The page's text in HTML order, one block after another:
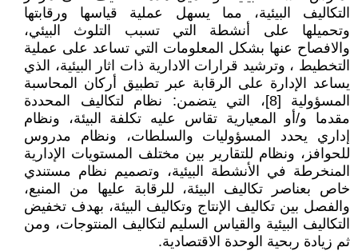
التكاليف البيئية، مما يسهل عملية قياسها ورقابتها
وتحميلها على أنشطة التي تسبب التلوث البيئي،
والافصاح عنها بشكل المعلومات التي تساعد على عملية
التخطيط ، وترشيد قرارات الادارية ذات اثار البيئية، الذي
يساعد الإدارة على الرقابة عبر تطبيق أركان المحاسبة
المسؤولية [8]، التي يتضمن: نظام لتكاليف المحددة
مقدما و/أو المعيارية تقاس عليه تكلفة البيئة، ونظام
إداري يحدد المسؤوليات والسلطات، ونظام مدروس
للحوافز، ونظام للتقارير بين مختلف المستويات الإدارية
المنخرطة في الأنشطة البيئية، وتصميم نظام مستندي
خاص بعناصر تكاليف البيئة، للرقابة عليها من المنبع،
والفصل بين تكاليف الإنتاج وتكاليف البيئة، بهدف تخفيض
التكاليف البيئية والقياس السليم لتكاليف المنتوجات، ومن
ثم زيادة ربحية الوحدة الاقتصادية.